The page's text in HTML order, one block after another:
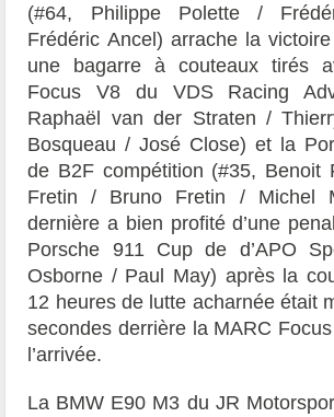
(#64, Philippe Polette /
Frédéric Ancel) arrache la
une bagarre à couteaux tirés
Focus V8 du VDS Racing
Raphaël van der Straten /
Bosqueau / José Close) et la
de B2F compétition (#35,
Fretin / Bruno Fretin / Michel
dernière a bien profité d’une
Porsche 911 Cup de d’APO
Osborne / Paul May) après la
12 heures de lutte acharnée était
secondes derrière la MARC
l’arrivée.
La BMW E90 M3 du JR